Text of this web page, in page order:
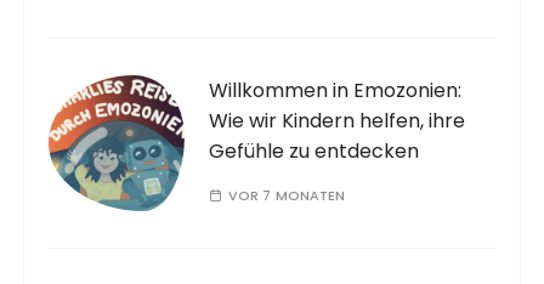
Willkommen in Emozonien:
Wie wir Kindern helfen, ihre
Gefühle zu entdecken
VOR 7 MONATEN